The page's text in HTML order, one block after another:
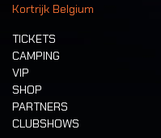
Kortrijk Belgium
TICKETS
CAMPING
VIP
SHOP
PARTNERS
CLUBSHOWS